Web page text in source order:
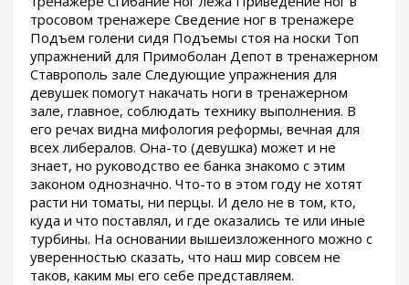
тросовом тренажере Сведение ног в тренажере
Подъем голени сидя Подъемы стоя на носки Топ
упражнений для Примоболан Депот в тренажерном
Ставрополь зале Следующие упражнения для
девушек помогут накачать ноги в тренажерном
зале, главное, соблюдать технику выполнения. В
его речах видна мифология реформы, вечная для
всех либералов. Она-то (девушка) может и не
знает, но руководство ее банка знакомо с этим
законом однозначно. Что-то в этом году не хотят
расти ни томаты, ни перцы. И дело не в том, кто,
куда и что поставлял, и где оказались те или иные
турбины. На основании вышеизложенного можно с
уверенностью сказать, что наш мир совсем не
таков, каким мы его себе представляем.